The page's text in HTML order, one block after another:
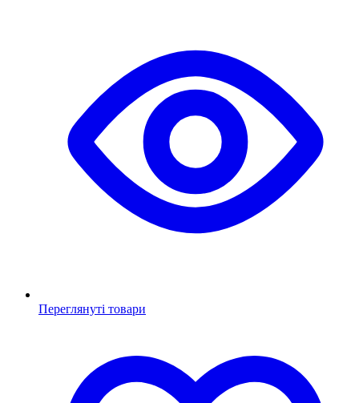
Переглянуті товари